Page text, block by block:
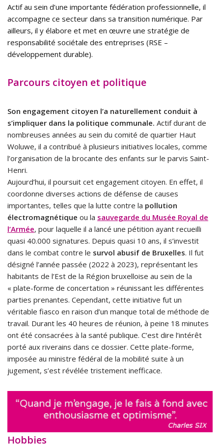
Actif au sein d’une importante fédération professionnelle, il
accompagne ce secteur dans sa transition numérique. Par
ailleurs, il y élabore et met en œuvre une stratégie de
responsabilité sociétale des entreprises (RSE –
développement durable).
Parcours citoyen et politique
Son engagement citoyen l’a naturellement conduit à
s’impliquer dans la politique communale. Actif durant de
nombreuses années au sein du comité de quartier Haut
Woluwe, il a contribué à plusieurs initiatives locales, comme
l’organisation de la brocante des enfants sur le parvis Saint-
Henri.
Aujourd’hui, il poursuit cet engagement citoyen. En effet, il
coordonne diverses actions de défense de causes
importantes, telles que la lutte contre la pollution
électromagnétique ou la sauvegarde du Musée Royal de
l’Armée, pour laquelle il a lancé une pétition ayant recueilli
quasi 40.000 signatures. Depuis quasi 10 ans, il s’investit
dans le combat contre le survol abusif de Bruxelles. Il fut
désigné l’année passée (2022 à 2023), représentant les
habitants de l’Est de la Région bruxelloise au sein de la
« plate-forme de concertation » réunissant les différentes
parties prenantes. Cependant, cette initiative fut un
véritable fiasco en raison d’un manque total de méthode de
travail. Durant les 40 heures de réunion, à peine 18 minutes
ont été consacrées à la santé publique. C’est dire l’intérêt
porté aux riverains dans ce dossier. Cette plate-forme,
imposée au ministre fédéral de la mobilité suite à un
jugement, s’est révélée tristement inefficace.
Hobbies